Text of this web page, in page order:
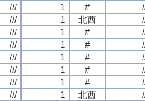
/// 1 #
/// 1 北西
/// 1 #
/// 1 #
/// 1 #
/// 1 #
/// 1 #
/// 1 北西